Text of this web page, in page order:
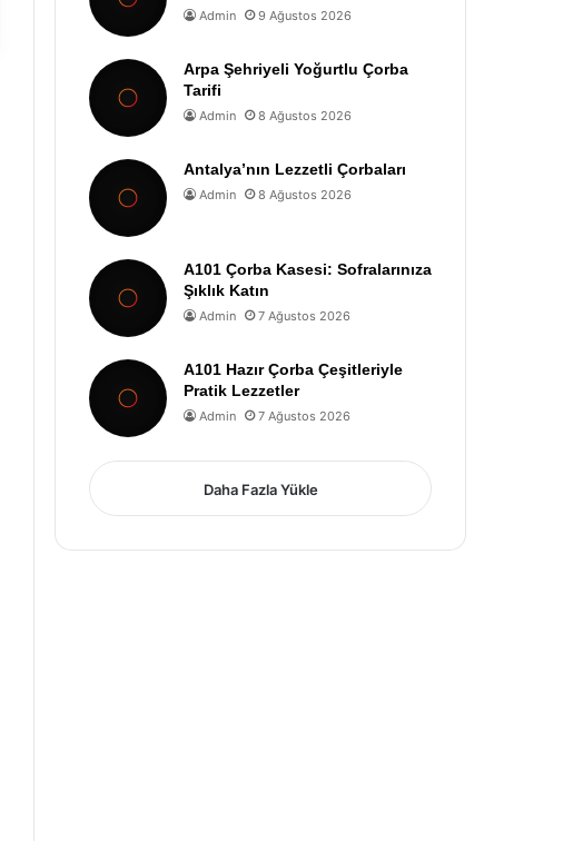
Admin 9 Ağustos 2026
Arpa Şehriyeli Yoğurtlu Çorba
Tarifi
Admin 8 Ağustos 2026
Antalya’nın Lezzetli Çorbaları
Admin 8 Ağustos 2026
A101 Çorba Kasesi: Sofralarınıza
Şıklık Katın
Admin 7 Ağustos 2026
A101 Hazır Çorba Çeşitleriyle
Pratik Lezzetler
Admin 7 Ağustos 2026
Daha Fazla Yükle